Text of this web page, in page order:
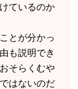
ているのか
とが分かっ
も説明でき
そらくむや
はないのだ